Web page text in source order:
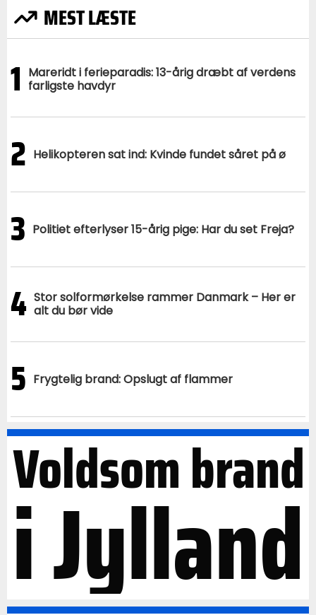
MEST LÆSTE
1 Mareridt i ferieparadis: 13-årig dræbt af verdens
farligste havdyr
2 Helikopteren sat ind: Kvinde fundet såret på ø
3 Politiet efterlyser 15-årig pige: Har du set Freja?
4 Stor solformørkelse rammer Danmark – Her er
alt du bør vide
5 Frygtelig brand: Opslugt af flammer
Voldsom brand
i Jylland